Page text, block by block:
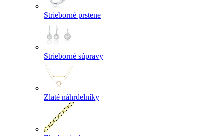
Strieborné prstene
Strieborné súpravy
Zlaté náhrdelníky